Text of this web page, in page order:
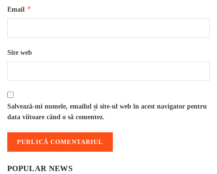
Email *
Site web
Salvează-mi numele, emailul și site-ul web în acest navigator pentru
data viitoare când o să comentez.
POPULAR NEWS